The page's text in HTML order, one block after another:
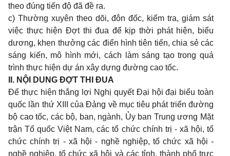
theo đúng tiến độ đã đề ra.
c) Thường xuyên theo dõi, đôn đốc, kiểm tra, giám sát
việc thực hiện Đợt thi đua để kịp thời phát hiện, biểu
dương, khen thưởng các điển hình tiên tiến, chia sẻ các
sáng kiến, mô hình mới, cách làm sáng tạo trong quá
trình thực hiện dự án xây dựng đường cao tốc.
II. NỘI DUNG ĐỢT THI ĐUA
Để thực hiện thắng lợi Nghị quyết Đại hội đại biểu toàn
quốc lần thứ XIII của Đảng về mục tiêu phát triển đường
bộ cao tốc, các bộ, ban, ngành, Ủy ban Trung ương Mặt
trận Tổ quốc Việt Nam, các tổ chức chính trị - xã hội, tổ
chức chính trị - xã hội - nghề nghiệp, tổ chức xã hội -
nghề nghiệp, tổ chức xã hội và các tỉnh, thành phố trực